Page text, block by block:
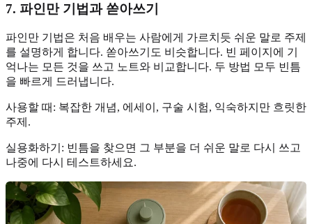
7. 파인만 기법과 쏟아쓰기
파인만 기법은 처음 배우는 사람에게 가르치듯 쉬운 말로 주제
를 설명하게 합니다. 쏟아쓰기도 비슷합니다. 빈 페이지에 기
억나는 모든 것을 쓰고 노트와 비교합니다. 두 방법 모두 빈틈
을 빠르게 드러냅니다.
사용할 때: 복잡한 개념, 에세이, 구술 시험, 익숙하지만 흐릿한
주제.
실용화하기: 빈틈을 찾으면 그 부분을 더 쉬운 말로 다시 쓰고
나중에 다시 테스트하세요.